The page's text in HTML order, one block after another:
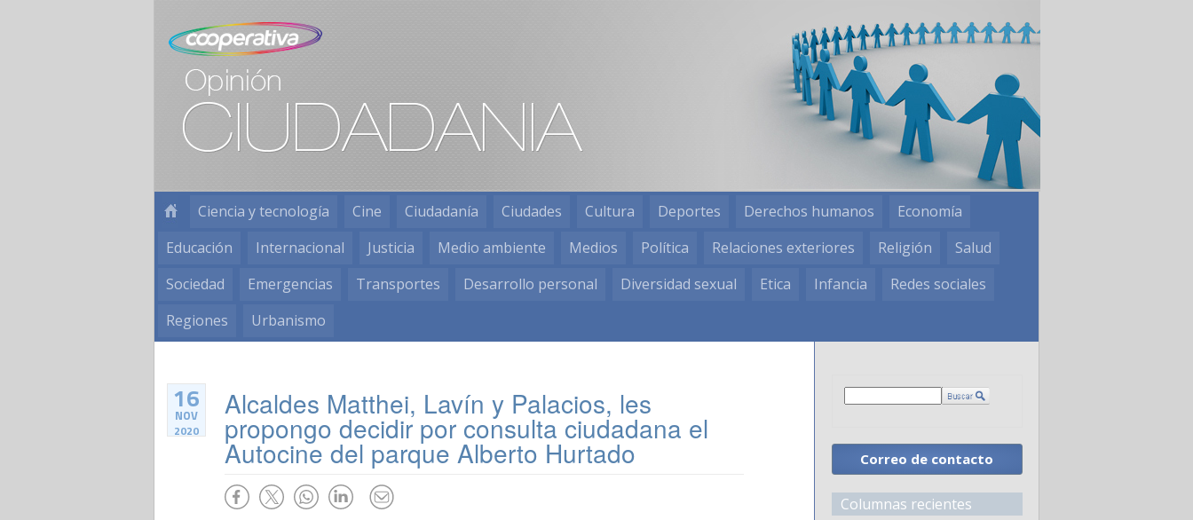
Ciencia y tecnología Cine Ciudadanía Ciudades Cultura Deportes Derechos humanos
Economía
Educación
Internacional Justicia Medio ambiente Medios Política Relaciones exteriores Religión
Salud
Sociedad
Emergencias Transportes Desarrollo personal Diversidad sexual Etica Infancia
Redes sociales
Regiones
Urbanismo
16
NOV
2020
Alcaldes Matthei, Lavín y Palacios, les
propongo decidir por consulta ciudadana el
Autocine del parque Alberto Hurtado Correo de contacto
Columnas recientes